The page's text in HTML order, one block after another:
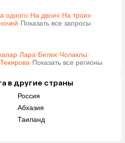
одного·На двоих·На троих·
·Показать все запросы
·Лара·Белек·Чолаклы·
Текирова·Показать все регионы
в другие страны
Россия
Абхазия
Таиланд